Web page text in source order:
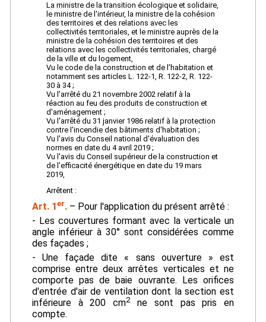
La ministre de la transition écologique et solidaire,
le ministre de l'intérieur, la ministre de la cohésion
des territoires et des relations avec les
collectivités territoriales, et le ministre auprès de la
ministre de la cohésion des territoires et des
relations avec les collectivités territoriales, chargé
de la ville et du logement,
Vu le code de la construction et de l'habitation et
notamment ses articles L. 122-1, R. 122-2, R. 122-
30 à 34 ;
Vu l'arrêté du 21 novembre 2002 relatif à la
réaction au feu des produits de construction et
d'aménagement ;
Vu l'arrêté du 31 janvier 1986 relatif à la protection
contre l'incendie des bâtiments d'habitation ;
Vu l'avis du Conseil national d'évaluation des
normes en date du 4 avril 2019 ;
Vu l'avis du Conseil supérieur de la construction et
de l'efficacité énergétique en date du 19 mars
2019,
Arrêtent :
Art. 1er.– Pour l'application du présent arrêté :
- Les couvertures formant avec la verticale un
angle inférieur à 30° sont considérées comme
des façades ;
- Une façade dite « sans ouverture » est
comprise entre deux arrêtes verticales et ne
comporte pas de baie ouvrante. Les orifices
d'entrée d'air de ventilation dont la section est
inférieure à 200 cm2ne sont pas pris en
compte.